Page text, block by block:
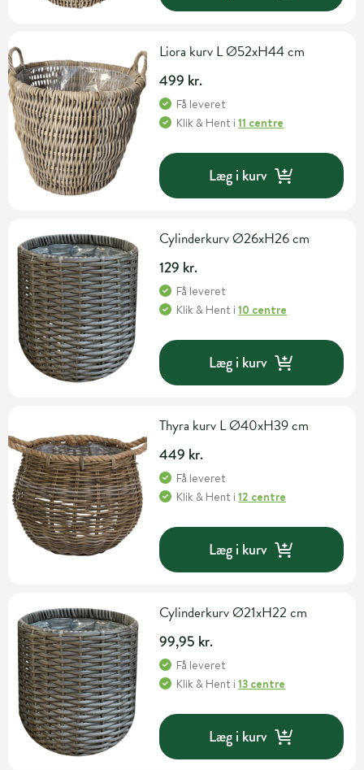
Liora kurv L Ø52xH44 cm
499 kr.
Få leveret
Klik & Hent i11 centre
Læg i kurv
Cylinderkurv Ø26xH26 cm
129 kr.
Få leveret
Klik & Hent i10 centre
Læg i kurv
Thyra kurv L Ø40xH39 cm
449 kr.
Få leveret
Klik & Hent i12 centre
Læg i kurv
Cylinderkurv Ø21xH22 cm
99,95 kr.
Få leveret
Klik & Hent i13 centre
Læg i kurv